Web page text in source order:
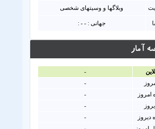
وبلاگها و وسیتهای شخصی
جهانی : - - :
آمار
-
-
امروز
-
-
دیروز
-